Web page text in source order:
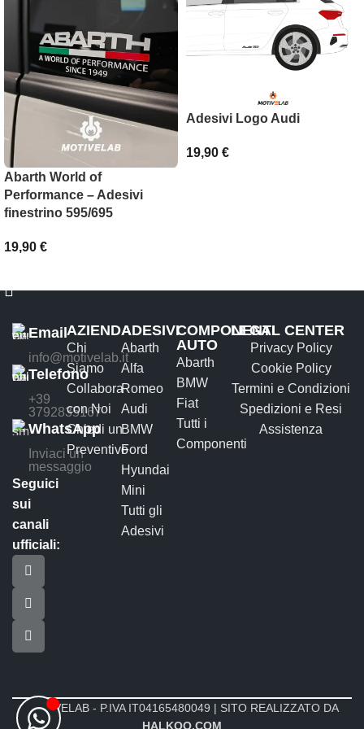
Abarth World of
Performance – Adesivi
finestrino 595/695
19,90 €
Adesivi Logo Audi
19,90 €
Email
info@motivelab.it
Telefono
+39
3792835167
WhatsApp
Inviaci un
messaggio
Seguici
sui
canali
ufficiali:
AZIENDA
Chi
Siamo
Collabora
con Noi
Chiedi un
Preventivo
ADESIVI
Abarth
Alfa
Romeo
Audi
BMW
Ford
Hyundai
Mini
Tutti gli
Adesivi
COMPONENTI
AUTO
Abarth
BMW
Fiat
Tutti i
Componenti
LEGAL CENTER
Privacy Policy
Cookie Policy
Termini e Condizioni
Spedizioni e Resi
Assistenza
MOTIVELAB - P.IVA IT04165480049 | SITO REALIZZATO DA
HALKOO.COM